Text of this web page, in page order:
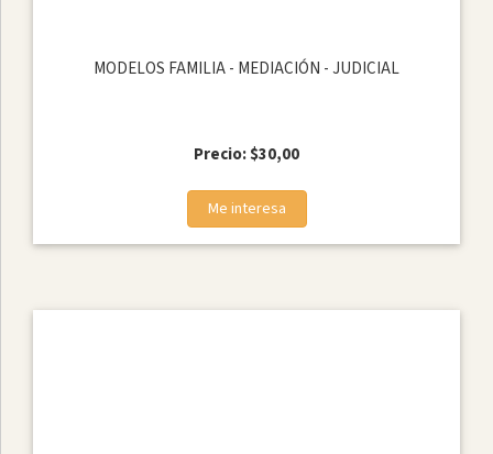
MODELOS FAMILIA - MEDIACIÓN - JUDICIAL
Precio: $30,00
Me interesa